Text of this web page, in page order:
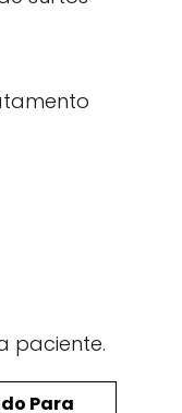
paciente.
Para